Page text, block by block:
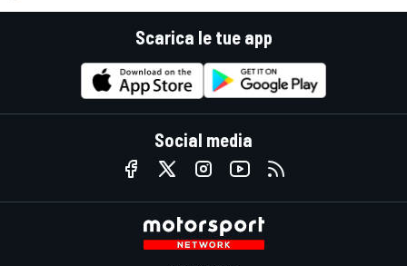
Scarica le tue app
Social media